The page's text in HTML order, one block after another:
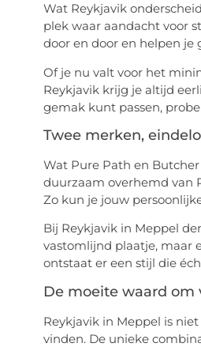
Wat Reykjavik
plek waar aandacht voor
door en door en helpen je
Of je nu valt voor het
Reykjavik krijg je altijd
gemak kunt passen,
Twee merken,
Wat Pure Path en
duurzaam overhemd van
Zo kun je jouw
Bij Reykjavik in Meppel
vastomlijnd plaatje, maar
ontstaat er een stijl die
De moeite waard om
Reykjavik in Meppel is
vinden. De unieke